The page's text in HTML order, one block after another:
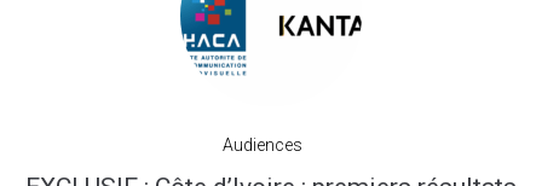
Audiences